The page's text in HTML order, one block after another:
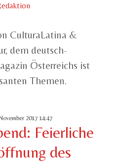
CulturaLatina &
dem deutsch-
Österreichs ist
Themen.
2017 14:47
Feierliche
des